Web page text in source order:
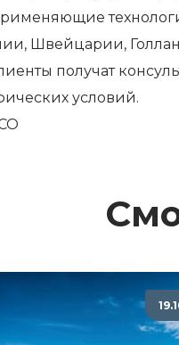
Швейцарии,
получат
условий.